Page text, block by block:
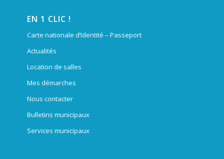
EN 1 CLIC !
Carte nationale d’Identité – Passeport
Actualités
Location de salles
Mes démarches
Nous contacter
Bulletins municipaux
Services municipaux